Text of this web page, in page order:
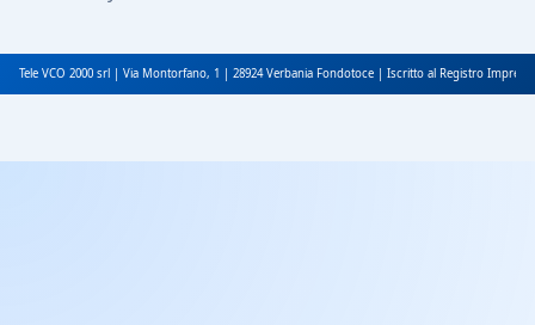
Tele VCO 2000 srl | Via Montorfano, 1 | 28924 Verbania Fondotoce | Iscritto al Registro Imprese